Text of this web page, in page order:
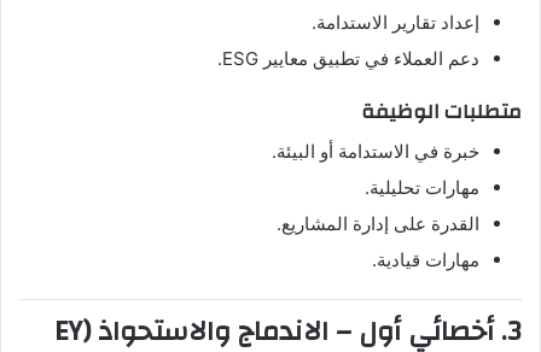
إعداد تقارير الاستدامة.
دعم العملاء في تطبيق معايير ESG.
متطلبات الوظيفة
خبرة في الاستدامة أو البيئة.
مهارات تحليلية.
القدرة على إدارة المشاريع.
مهارات قيادية.
3. أخصائي أول – الاندماج والاستحواذ (EY